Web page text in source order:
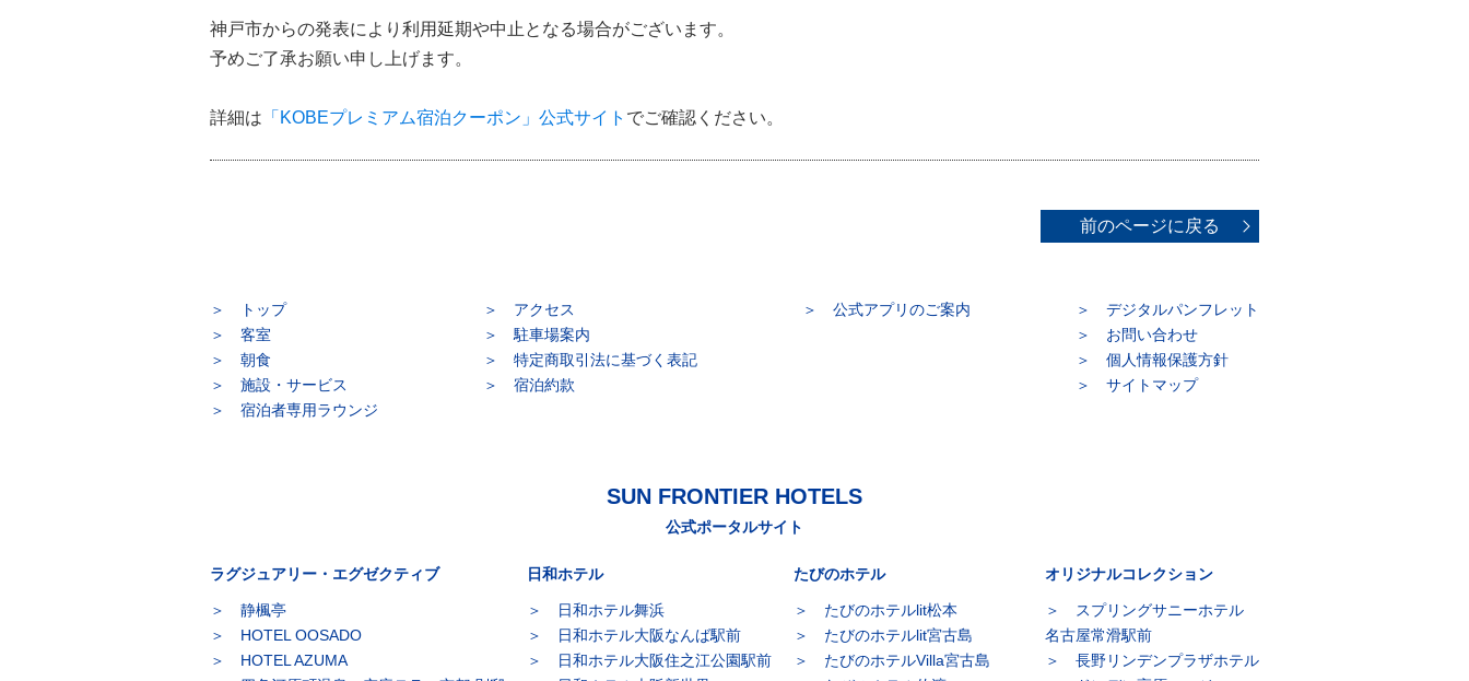
神戸市からの発表により利用延期や中止となる場合がございます。
予めご了承お願い申し上げます。
詳細は 「KOBEプレミアム宿泊クーポン」公式サイト でご確認ください。
前のページに戻る
トップ
客室
朝食
施設・サービス
宿泊者専用ラウンジ
アクセス
駐車場案内
特定商取引法に基づく表記
宿泊約款
公式アプリのご案内
デジタルパンフレット
お問い合わせ
個人情報保護方針
サイトマップ
SUN FRONTIER HOTELS
公式ポータルサイト
ラグジュアリー・エグゼクティブ
静楓亭
HOTEL OOSADO
HOTEL AZUMA
日和ホテル
日和ホテル舞浜
日和ホテル大阪なんば駅前
日和ホテル大阪住之江公園駅前
たびのホテル
たびのホテルlit松本
たびのホテルlit宮古島
たびのホテルVilla宮古島
オリジナルコレクション
スプリングサニーホテル
名古屋常滑駅前
長野リンデンプラザホテル